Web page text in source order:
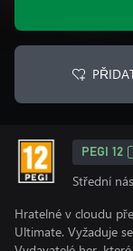
PEGI 12
Střední
Hratelné v cloudu
Ultimate. Vyžaduje